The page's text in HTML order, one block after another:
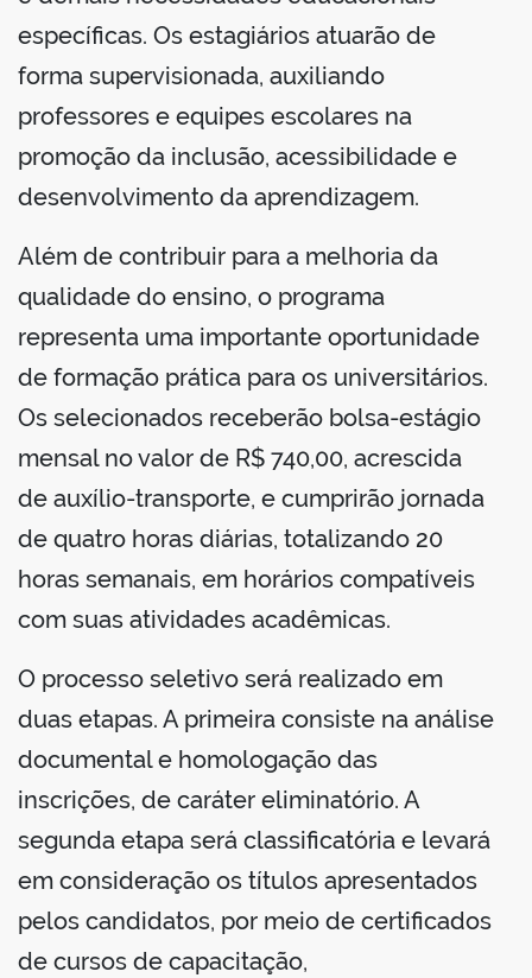
específicas. Os estagiários atuarão de
forma supervisionada, auxiliando
professores e equipes escolares na
promoção da inclusão, acessibilidade e
desenvolvimento da aprendizagem.
Além de contribuir para a melhoria da
qualidade do ensino, o programa
representa uma importante oportunidade
de formação prática para os universitários.
Os selecionados receberão bolsa-estágio
mensal no valor de R$ 740,00, acrescida
de auxílio-transporte, e cumprirão jornada
de quatro horas diárias, totalizando 20
horas semanais, em horários compatíveis
com suas atividades acadêmicas.
O processo seletivo será realizado em
duas etapas. A primeira consiste na análise
documental e homologação das
inscrições, de caráter eliminatório. A
segunda etapa será classificatória e levará
em consideração os títulos apresentados
pelos candidatos, por meio de certificados
de cursos de capacitação,